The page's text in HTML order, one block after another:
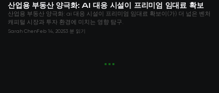
산업용 부동산 양극화: AI 대응 시설이 프리미엄 임대료 확보
산업용 부동산 양극화: ai 대응 시설이 프리미엄 임대료 확보이(가) 더 넓은 벤처
캐피털 시장과 투자 환경에 미치는 영향 탐구.
Sarah ChenFeb 14, 20253 분 읽기